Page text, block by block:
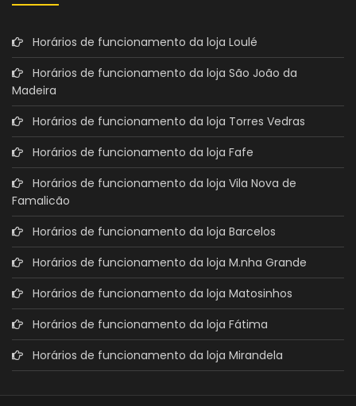
Horários de funcionamento da loja Loulé
Horários de funcionamento da loja São João da
Madeira
Horários de funcionamento da loja Torres Vedras
Horários de funcionamento da loja Fafe
Horários de funcionamento da loja Vila Nova de
Famalicão
Horários de funcionamento da loja Barcelos
Horários de funcionamento da loja M.nha Grande
Horários de funcionamento da loja Matosinhos
Horários de funcionamento da loja Fátima
Horários de funcionamento da loja Mirandela